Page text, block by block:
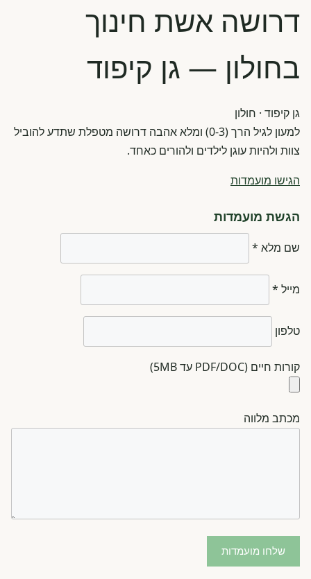
דרושה אשת חינוך
בחולון — גן קיפוד
גן קיפוד · חולון
למעון לגיל הרך (0-3) ומלא אהבה דרושה מטפלת שתדע להוביל
צוות ולהיות עוגן לילדים ולהורים כאחד.
הגישו מועמדות
הגשת מועמדות
שם מלא *
מייל *
טלפון
קורות חיים (PDF/DOC עד 5MB)
מכתב מלווה
שלחו מועמדות